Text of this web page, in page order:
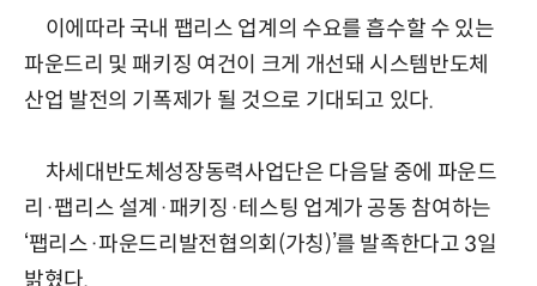
이에따라 국내 팹리스 업계의 수요를 흡수할 수 있는
파운드리 및 패키징 여건이 크게 개선돼 시스템반도체
산업 발전의 기폭제가 될 것으로 기대되고 있다.
차세대반도체성장동력사업단은 다음달 중에 파운드
리·팹리스 설계·패키징·테스팅 업계가 공동 참여하는
‘팹리스·파운드리발전협의회(가칭)’를 발족한다고 3일
밝혔다.